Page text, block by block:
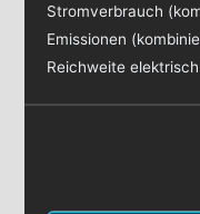
Stromverbrauch
Emissionen
Reichweite